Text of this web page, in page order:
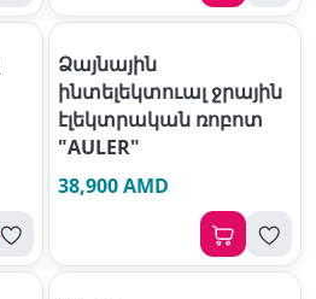
Ձայնային
ինտելեկտուալ ջրային
էլեկտրական ռոբոտ
"AULER"
38,900 AMD